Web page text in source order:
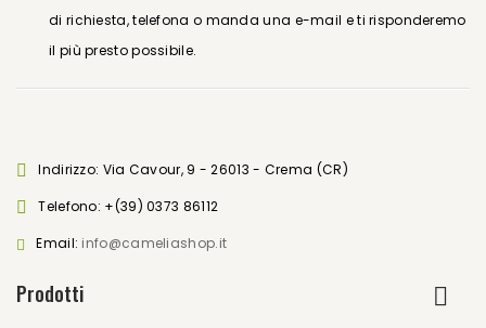
di richiesta, telefona o manda una e-mail e ti risponderemo
il più presto possibile.
Indirizzo: Via Cavour, 9 - 26013 - Crema (CR)
Telefono: +(39) 0373 86112
Email: info@cameliashop.it
Prodotti